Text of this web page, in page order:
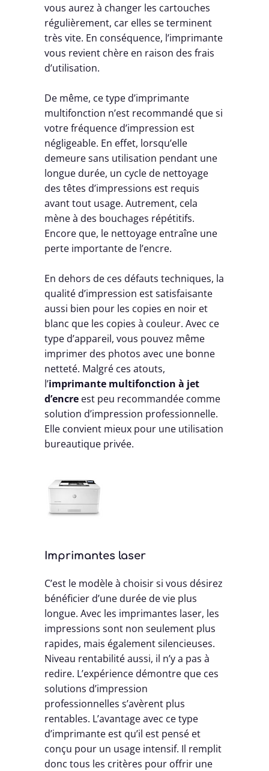
vous aurez à changer les cartouches
régulièrement, car elles se terminent
très vite. En conséquence, l’imprimante
vous revient chère en raison des frais
d’utilisation.
De même, ce type d’imprimante
multifonction n’est recommandé que si
votre fréquence d’impression est
négligeable. En effet, lorsqu’elle
demeure sans utilisation pendant une
longue durée, un cycle de nettoyage
des têtes d’impressions est requis
avant tout usage. Autrement, cela
mène à des bouchages répétitifs.
Encore que, le nettoyage entraîne une
perte importante de l’encre.
En dehors de ces défauts techniques, la
qualité d’impression est satisfaisante
aussi bien pour les copies en noir et
blanc que les copies à couleur. Avec ce
type d’appareil, vous pouvez même
imprimer des photos avec une bonne
netteté. Malgré ces atouts,
l’imprimante multifonction à jet
d’encre est peu recommandée comme
solution d’impression professionnelle.
Elle convient mieux pour une utilisation
bureautique privée.
Imprimantes laser
C’est le modèle à choisir si vous désirez
bénéficier d’une durée de vie plus
longue. Avec les imprimantes laser, les
impressions sont non seulement plus
rapides, mais également silencieuses.
Niveau rentabilité aussi, il n’y a pas à
redire. L’expérience démontre que ces
solutions d’impression
professionnelles s’avèrent plus
rentables. L’avantage avec ce type
d’imprimante est qu’il est pensé et
conçu pour un usage intensif. Il remplit
donc tous les critères pour offrir une